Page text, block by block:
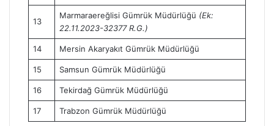
13
Marmaraereğlisi Gümrük Müdürlüğü (Ek:
22.11.2023-32377 R.G.)
14 Mersin Akaryakıt Gümrük Müdürlüğü
15 Samsun Gümrük Müdürlüğü
16 Tekirdağ Gümrük Müdürlüğü
17 Trabzon Gümrük Müdürlüğü